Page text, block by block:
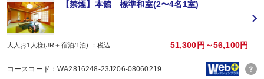
※先着順のため、ご利用いただけない場合があります。
■夕食
場所:
その他（合同会食場 本館７階「りんどう」）
（こどもＡ：刺身、鍋、ランチＢＯＸ こどもＢ：ランチＢＯＸ）
【禁煙】本館 標準和室(2〜4名1室)
大人お1人様(JR＋宿泊/1泊) ：税込 51,300円～56,100円
コースコード：WA2816248-23J206-08060219